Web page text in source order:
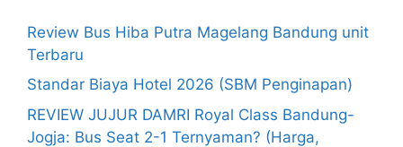
Review Bus Hiba Putra Magelang Bandung unit
Terbaru
Standar Biaya Hotel 2026 (SBM Penginapan)
REVIEW JUJUR DAMRI Royal Class Bandung-
Jogja: Bus Seat 2-1 Ternyaman? (Harga,